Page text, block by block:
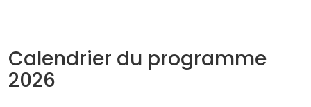
Calendrier du programme
2026